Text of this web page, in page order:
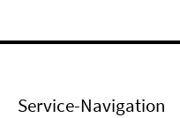
Service-Navigation